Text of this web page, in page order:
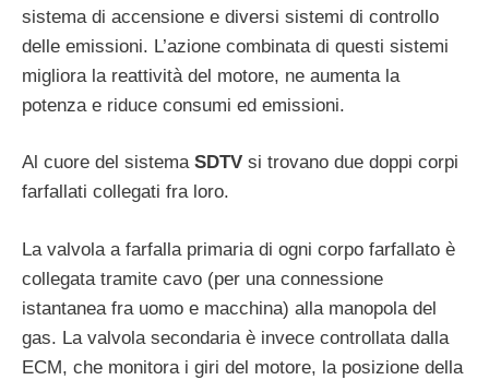
sistema di accensione e diversi sistemi di controllo
delle emissioni. L’azione combinata di questi sistemi
migliora la reattività del motore, ne aumenta la
potenza e riduce consumi ed emissioni.
Al cuore del sistema SDTV si trovano due doppi corpi
farfallati collegati fra loro.
La valvola a farfalla primaria di ogni corpo farfallato è
collegata tramite cavo (per una connessione
istantanea fra uomo e macchina) alla manopola del
gas. La valvola secondaria è invece controllata dalla
ECM, che monitora i giri del motore, la posizione della